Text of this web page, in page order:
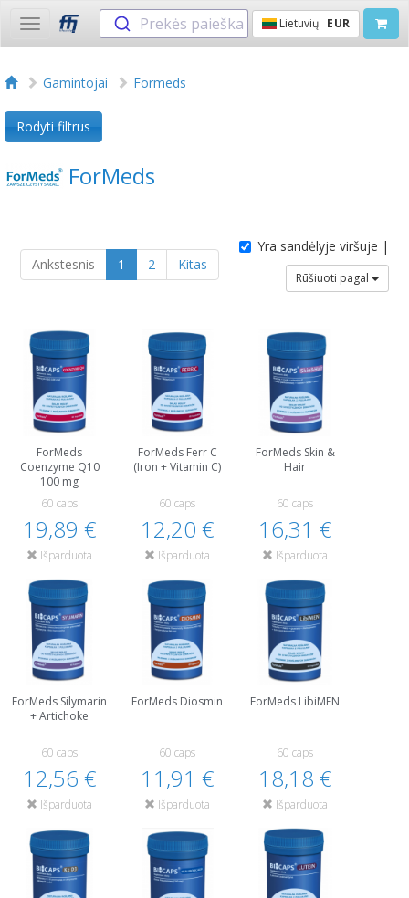
Toggle
navigation
Prekės paieška Lietuvių EUR
Gamintojai Formeds
Rodyti filtrus
ForMeds
Ankstesnis 1 2 Kitas
Yra sandėlyje viršuje |
Rūšiuoti pagal
ForMeds
Coenzyme Q10
100 mg
60 caps
19,89 €
Išparduota
ForMeds Ferr C
(Iron + Vitamin C)
60 caps
12,20 €
Išparduota
ForMeds Skin &
Hair
60 caps
16,31 €
Išparduota
ForMeds Silymarin
+ Artichoke
60 caps
12,56 €
Išparduota
ForMeds Diosmin
60 caps
11,91 €
Išparduota
ForMeds LibiMEN
60 caps
18,18 €
Išparduota